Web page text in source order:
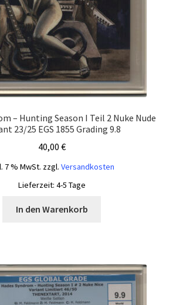
– Hunting Season I Teil 2 Nuke Nude
23/25 EGS 1855 Grading 9.8
40,00 €
7 % MwSt. zzgl. Versandkosten
Lieferzeit: 4-5 Tage
In den Warenkorb